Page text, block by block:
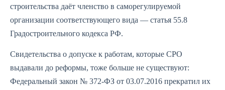
строительства даёт членство в саморегулируемой
организации соответствующего вида — статья 55.8
Градостроительного кодекса РФ.
Свидетельства о допуске к работам, которые СРО
выдавали до реформы, тоже больше не существуют:
Федеральный закон № 372-ФЗ от 03.07.2016 прекратил их